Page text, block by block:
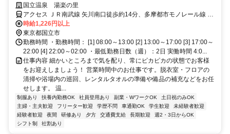
です☆国立温泉 湯楽の里
アクセス ＪＲ南武線 矢川南口徒歩約14分、多摩都市モノレール線 万
願寺出口2徒歩約15分、ＪＲ南武線 西国立徒歩約30分 JR中央線国立
駅からバスで約20分
時給1,226円以上
東京都国立市
勤務時間 ・勤務時間： [1] 08:00～13:00 [2] 13:00～17:00 [3] 17:00～
22:00 [4] 22:00～02:00 ・最低勤務日数（週）：2日 実働時間 4:0...
仕事内容 細かいところまで気を配り、常にピカピカの状態でお客様
をお迎えしましょう！ 営業時間中のお仕事です。脱衣室・フロアの
清掃や浴場内の巡回、レンタルタオルの準備や備品の補充などをお任
せします。 温...
制服あり 扶養内勤務OK 社員登用あり 副業・WワークOK
土日祝のみOK
主婦・主夫歓迎
フリーター歓迎 学歴不問 車通勤OK 学生歓迎
未経験者歓迎
経験者歓迎
夜間 研修あり 夕方 交通費支給 長期歓迎
週2・3日からOK
シフト制
社割あり